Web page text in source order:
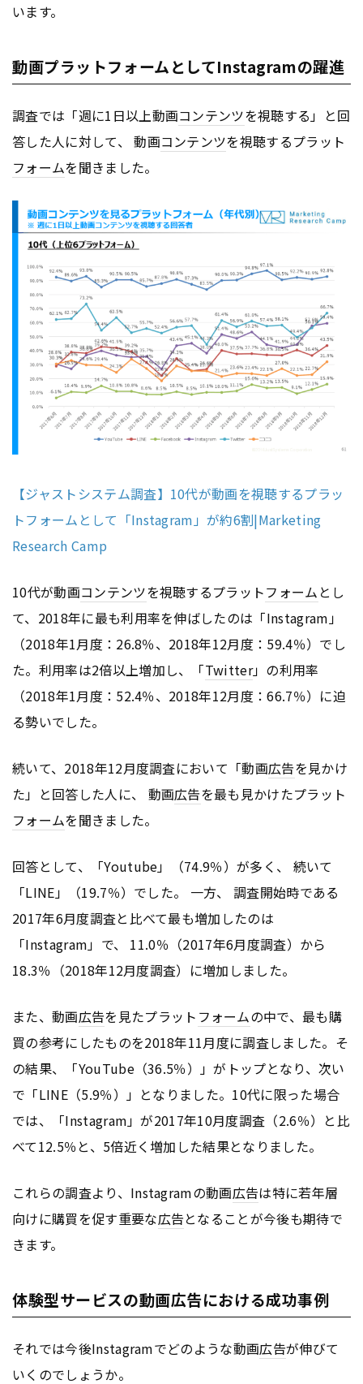
います。
動画プラットフォームとしてInstagramの躍進
調査では「週に1日以上動画コンテンツを視聴する」と回
答した人に対して、 動画コンテンツを視聴するプラット
フォームを聞きました。
【ジャストシステム調査】10代が動画を視聴するプラッ
トフォームとして「Instagram」が約6割|Marketing
Research Camp
10代が動画コンテンツを視聴するプラットフォーム とし
て、2018年に最も利用率を伸ばしたのは「Instagram」
（2018年1月度：26.8％、2018年12月度：59.4％）でし
た。利用率は2倍以上増加し、「Twitter」の利用率
（2018年1月度：52.4％、2018年12月度：66.7％）に迫
る勢いでした。
続いて、2018年12月度調査において「動画広告を見かけ
た」と回答した人に、 動画広告を最も見かけたプラット
フォームを聞きました。
回答として、「Youtube」（74.9％）が多く、 続いて
「LINE」（19.7％）でした。 一方、 調査開始時である
2017年6月度調査と比べて最も増加したのは
「Instagram」で、 11.0％（2017年6月度調査）から
18.3％（2018年12月度調査）に増加しました。
また、動画広告を見たプラット フォームの中で、最も購
買の参考にしたものを2018年11月度に調査しました。そ
の結果、「YouTube（36.5％）」がトップとなり、次い
で「LINE（5.9％）」となりました。10代に限った場合
では、「Instagram」が2017年10月度調査（2.6％）と比
べて12.5％と、5倍近く増加した結果となりました。
これらの調査より、Instagramの動画広告は特に若年層
向けに購買を促す重要な広告となることが今後も期待で
きます。
体験型サービスの動画広告における成功事例
それでは今後Instagramでどのような動画広告が伸びて
いくのでしょうか。